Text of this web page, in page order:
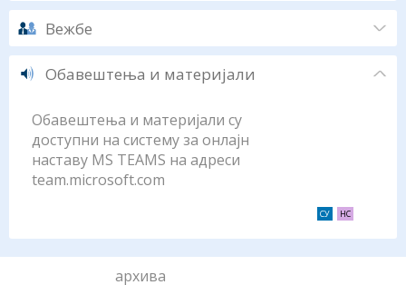
Вежбе
Обавештења и материјали
Обавештења и материјали су
доступни на систему за онлајн
наставу MS TEAMS на адреси
team.microsoft.com
архива